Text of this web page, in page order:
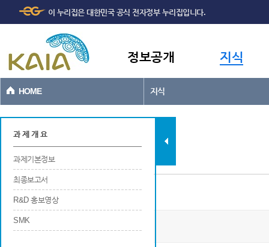
본문바로가기
이 누리집은 대한민국 공식 전자정부 누리집입니다.
정보공개 지식
HOME 지식
과제현황
과 제 개 요
과제기본정보
최종보고서
R&D 홍보영상
SMK
연구개발 관련 홍보
모바일 공간정보 서비스 기술개발